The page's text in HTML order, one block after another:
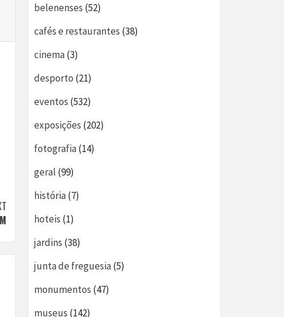
belenenses (52)
cafés e restaurantes (38)
cinema(3)
desporto (21)
eventos (532)
exposições (202)
fotografia(14)
geral (99)
história(7)
hoteis (1)
jardins (38)
junta de freguesia(5)
monumentos (47)
museus (142)